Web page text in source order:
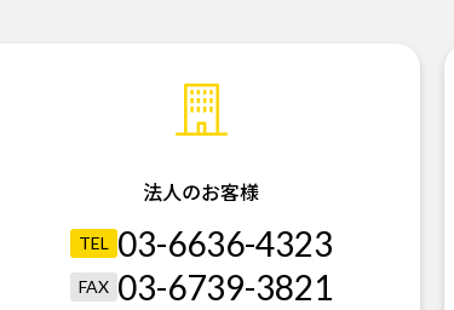
法人のお客様
TEL 03-6636-4323
FAX 03-6739-3821